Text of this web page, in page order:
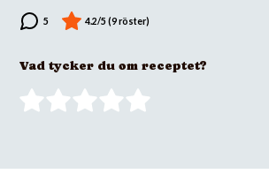
Vad tycker du om receptet?